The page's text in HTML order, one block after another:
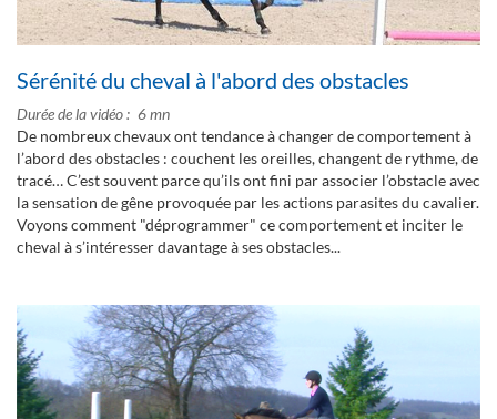
Sérénité du cheval à l'abord des obstacles
Durée de la vidéo
6 mn
De nombreux chevaux ont tendance à changer de comportement à
l’abord des obstacles : couchent les oreilles, changent de rythme, de
tracé… C’est souvent parce qu’ils ont fini par associer l’obstacle avec
la sensation de gêne provoquée par les actions parasites du cavalier.
Voyons comment "déprogrammer" ce comportement et inciter le
cheval à s’intéresser davantage à ses obstacles...